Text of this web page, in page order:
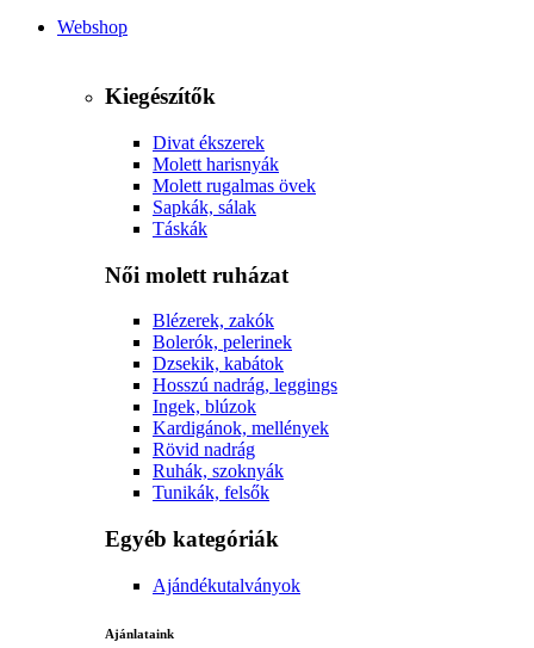
Webshop
Kiegészítők
Divat ékszerek
Molett harisnyák
Molett rugalmas övek
Sapkák, sálak
Táskák
Női molett ruházat
Blézerek, zakók
Bolerók, pelerinek
Dzsekik, kabátok
Hosszú nadrág, leggings
Ingek, blúzok
Kardigánok, mellények
Rövid nadrág
Ruhák, szoknyák
Tunikák, felsők
Egyéb kategóriák
Ajándékutalványok
Ajánlataink